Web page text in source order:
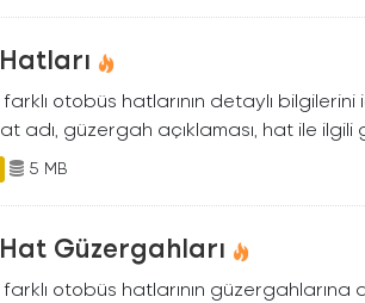
otobüs hatlarının detaylı
adı, güzergah açıklaması, hat ile ilgili
5 MB
Güzergahları
farklı otobüs hatlarının